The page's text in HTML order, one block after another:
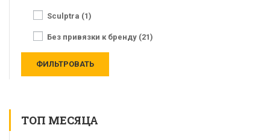
Sculptra (1)
Без привязки к бренду (21)
ТОП МЕСЯЦА